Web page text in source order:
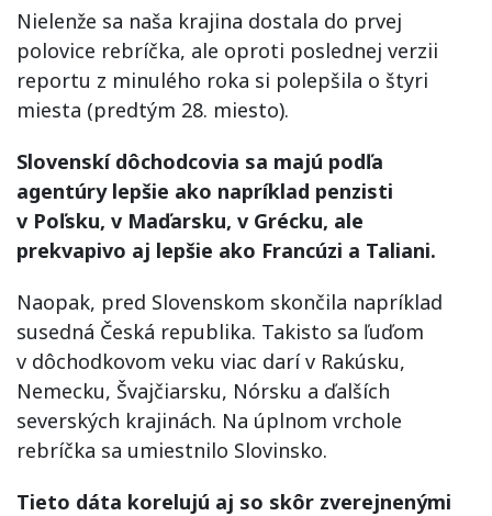
Nielenže sa naša krajina dostala do prvej
polovice rebríčka, ale oproti poslednej verzii
reportu z minulého roka si polepšila o štyri
miesta (predtým 28. miesto).
Slovenskí dôchodcovia sa majú podľa
agentúry lepšie ako napríklad penzisti
v Poľsku, v Maďarsku, v Grécku, ale
prekvapivo aj lepšie ako Francúzi a Taliani.
Naopak, pred Slovenskom skončila napríklad
susedná Česká republika. Takisto sa ľuďom
v dôchodkovom veku viac darí v Rakúsku,
Nemecku, Švajčiarsku, Nórsku a ďalších
severských krajinách. Na úplnom vrchole
rebríčka sa umiestnilo Slovinsko.
Tieto dáta korelujú aj so skôr zverejnenými